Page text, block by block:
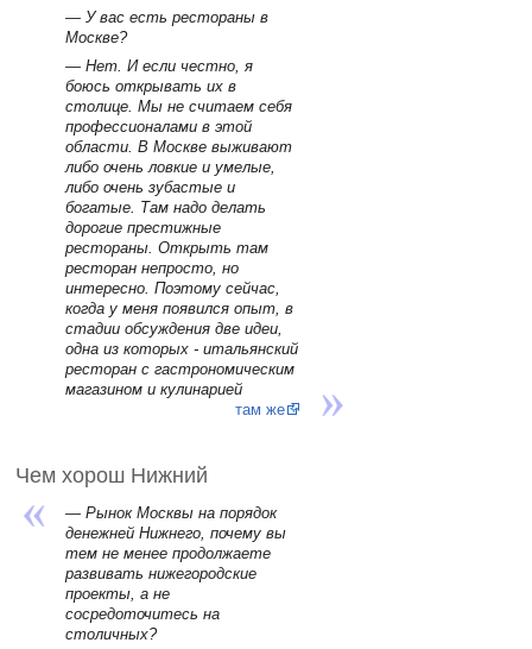
— У вас есть рестораны в
Москве?
— Нет. И если честно, я
боюсь открывать их в
столице. Мы не считаем себя
профессионалами в этой
области. В Москве выживают
либо очень ловкие и умелые,
либо очень зубастые и
богатые. Там надо делать
дорогие престижные
рестораны. Открыть там
ресторан непросто, но
интересно. Поэтому сейчас,
когда у меня появился опыт, в
стадии обсуждения две идеи,
одна из которых - итальянский
ресторан с гастрономическим
магазином и кулинарией
там же
Чем хорош Нижний
— Рынок Москвы на порядок
денежней Нижнего, почему вы
тем не менее продолжаете
развивать нижегородские
проекты, а не
сосредоточитесь на
столичных?